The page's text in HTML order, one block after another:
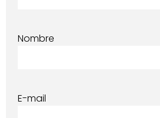
Nombre
E-mail